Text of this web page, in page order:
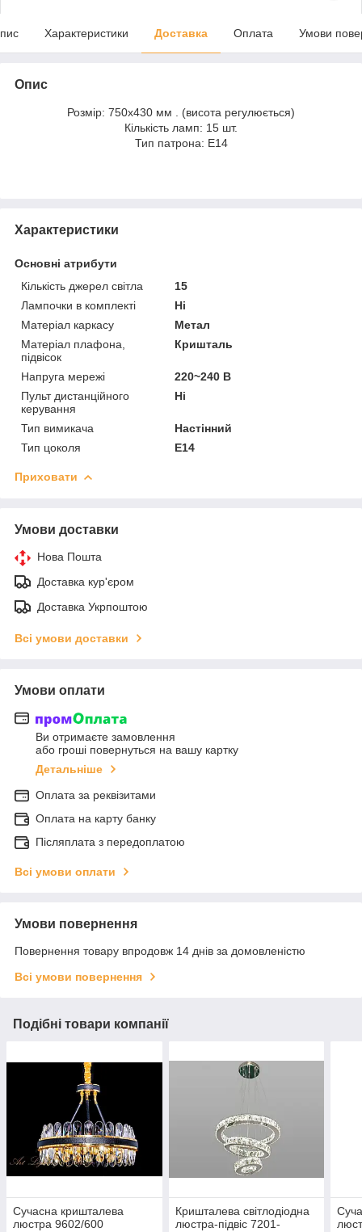
Характеристики Доставка Оплата Умови
Опис
Розмір: 750x430 мм . (висота регулюється)
Кількість ламп: 15 шт.
Тип патрона: Е14
Характеристики
Основні атрибути
Кількість джерел світла
15
Лампочки в комплекті
Ні
Матеріал каркасу
Метал
Матеріал плафона,
підвісок
Кришталь
Напруга мережі
220~240 В
Пульт дистанційного
керування
Ні
Тип вимикача
Настінний
Тип цоколя
E14
Приховати
Умови доставки
Нова Пошта
Доставка кур'єром
Доставка Укрпоштою
Всі умови доставки
Умови оплати
Ви отримаєте замовлення
або гроші повернуться на вашу картку
Детальніше
Оплата за реквізитами
Оплата на карту банку
Післяплата з передоплатою
Всі умови оплати
Умови повернення
Повернення товару впродовж 14 днів за домовленістю
Всі умови повернення
Подібні товари компанії
Сучасна кришталева
люстра 9602/600
Кришталева світлодіодна
люстра-підвіс 7201-